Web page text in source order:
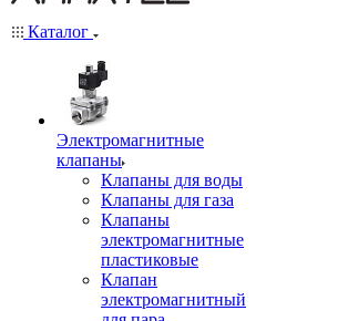
Каталог
Электромагнитные
клапаны
Клапаны для воды
Клапаны для газа
Клапаны
электромагнитные
пластиковые
Клапан
электромагнитный